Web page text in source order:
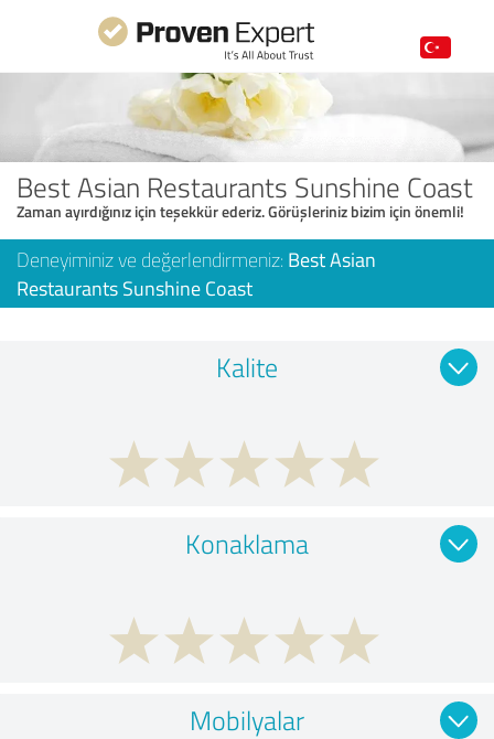
Best Asian Restaurants Sunshine Coast
Zaman ayırdığınız için teşekkür ederiz. Görüşleriniz bizim için önemli!
Deneyiminiz ve değerlendirmeniz: Best Asian
Restaurants Sunshine Coast
Kalite
Konaklama
Mobilyalar